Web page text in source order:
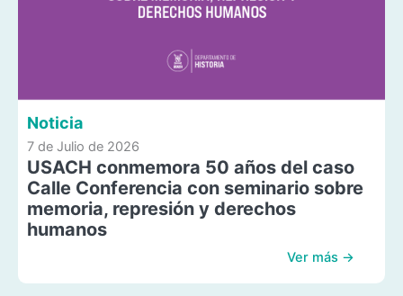
Noticia
7 de Julio de 2026
USACH conmemora 50 años del caso
Calle Conferencia con seminario sobre
memoria, represión y derechos
humanos
Ver más →